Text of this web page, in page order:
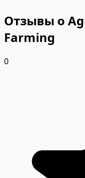
Отзывы о
Farming
0